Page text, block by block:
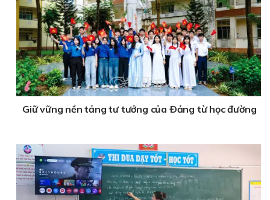
Giữ vững nền tảng tư tưởng của Ðảng từ học đường